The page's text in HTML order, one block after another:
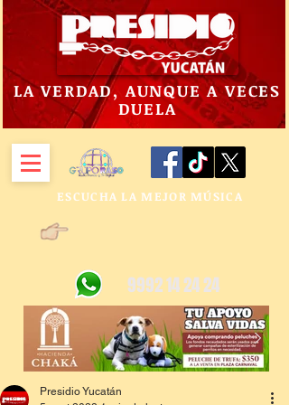
LA VERDAD, AUNQUE A VECES
DUELA
ESCUCHA LA MEJOR MÚSICA
9992 14 24 24
Presidio Yucatán